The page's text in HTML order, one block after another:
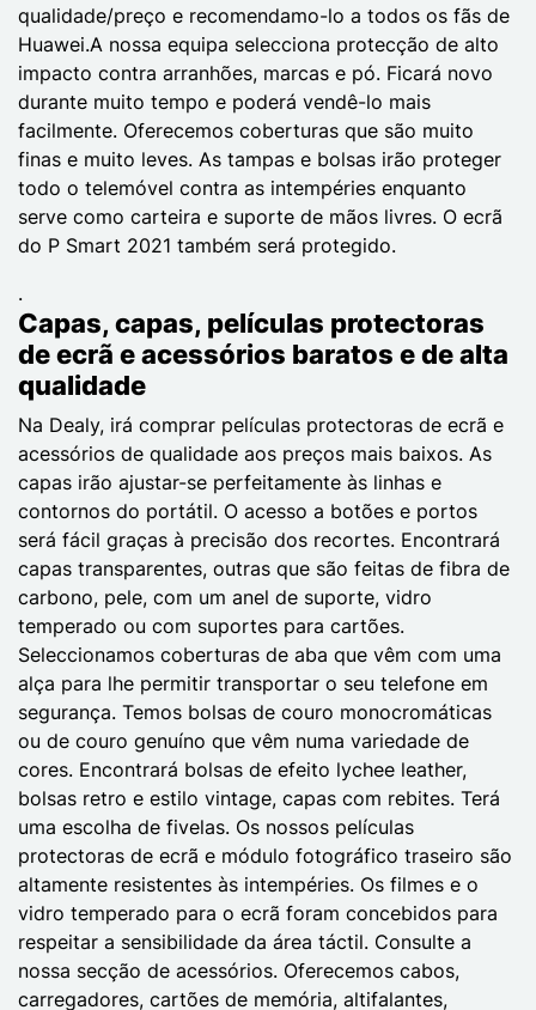
qualidade/preço e recomendamo-lo a todos os fãs de
Huawei.A nossa equipa selecciona protecção de alto
impacto contra arranhões, marcas e pó. Ficará novo
durante muito tempo e poderá vendê-lo mais
facilmente. Oferecemos coberturas que são muito
finas e muito leves. As tampas e bolsas irão proteger
todo o telemóvel contra as intempéries enquanto
serve como carteira e suporte de mãos livres. O ecrã
do P Smart 2021 também será protegido.
.
Capas, capas, películas protectoras
de ecrã e acessórios baratos e de alta
qualidade
Na Dealy, irá comprar películas protectoras de ecrã e
acessórios de qualidade aos preços mais baixos. As
capas irão ajustar-se perfeitamente às linhas e
contornos do portátil. O acesso a botões e portos
será fácil graças à precisão dos recortes. Encontrará
capas transparentes, outras que são feitas de fibra de
carbono, pele, com um anel de suporte, vidro
temperado ou com suportes para cartões.
Seleccionamos coberturas de aba que vêm com uma
alça para lhe permitir transportar o seu telefone em
segurança. Temos bolsas de couro monocromáticas
ou de couro genuíno que vêm numa variedade de
cores. Encontrará bolsas de efeito lychee leather,
bolsas retro e estilo vintage, capas com rebites. Terá
uma escolha de fivelas. Os nossos películas
protectoras de ecrã e módulo fotográfico traseiro são
altamente resistentes às intempéries. Os filmes e o
vidro temperado para o ecrã foram concebidos para
respeitar a sensibilidade da área táctil. Consulte a
nossa secção de acessórios. Oferecemos cabos,
carregadores, cartões de memória, altifalantes,